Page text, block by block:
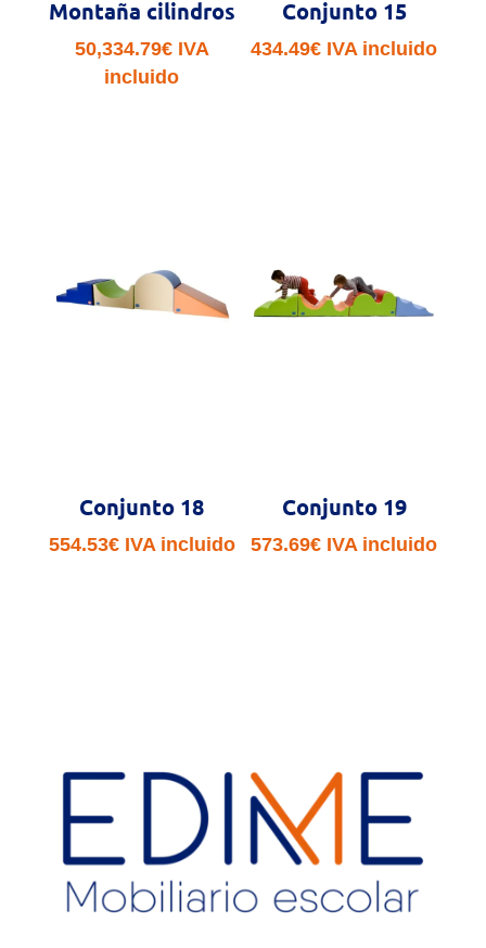
Montaña cilindros
50,334.79€ IVA
incluido
Conjunto 15
434.49€ IVA incluido
Conjunto 18
554.53€ IVA incluido
Conjunto 19
573.69€ IVA incluido